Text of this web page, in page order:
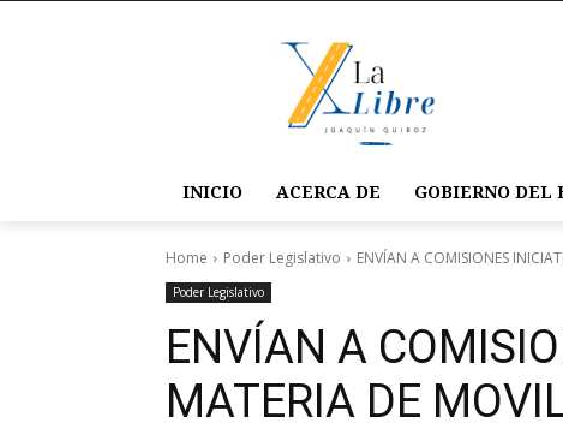
INICIO ACERCA DE GOBIERNO DEL
Home Poder Legislativo ENVÍAN A COMISIONES
Poder Legislativo
ENVÍAN A
MATERIA DE